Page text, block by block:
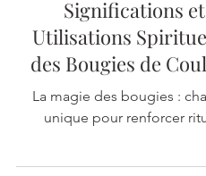
La Magie des
Significations et
Utilisations
des Bougies de
La magie des bougies :